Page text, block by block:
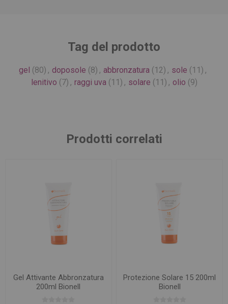
Tag del prodotto
gel (80) , doposole (8) , abbronzatura (12) , sole (11) ,
lenitivo (7) , raggi uva (11) , solare (11) , olio (9)
Prodotti correlati
Gel Attivante Abbronzatura
200ml Bionell
Protezione Solare 15 200ml
Bionell